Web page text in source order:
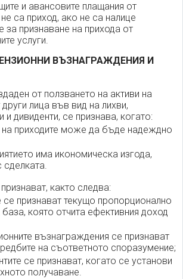
и авансовите плащания от
не са приход, ако не са налице
за признаване на прихода от
услуги.
ВЪЗНАГРАЖДЕНИЯ И
от ползването на активи на
лица във вид на лихви,
и дивиденти, се признава, когато:
приходите може да бъде надеждно
има икономическа изгода,
както следва:
се признават текущо пропорционално
която отчита ефективния доход
възнаграждения се признават
на съответното споразумение;
се признават, когато се установи
получаване.